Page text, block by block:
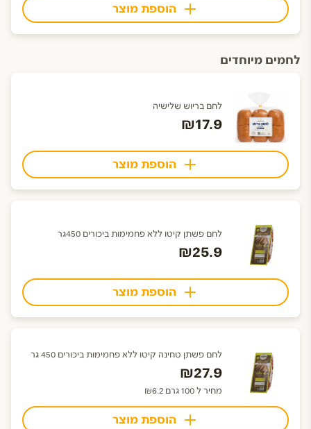
הוספת מוצר
לחמים מיוחדים
לחם בריוש שלישיה
₪17.9
הוספת מוצר
לחם פשתן קיטו ללא פחמימות ביכורים 450גר
₪25.9
הוספת מוצר
לחם פשתן טחינה קיטו ללא פחמימות ביכורים 450 גר
₪27.9
מחיר ל 100 גרם ₪6.2
הוספת מוצר